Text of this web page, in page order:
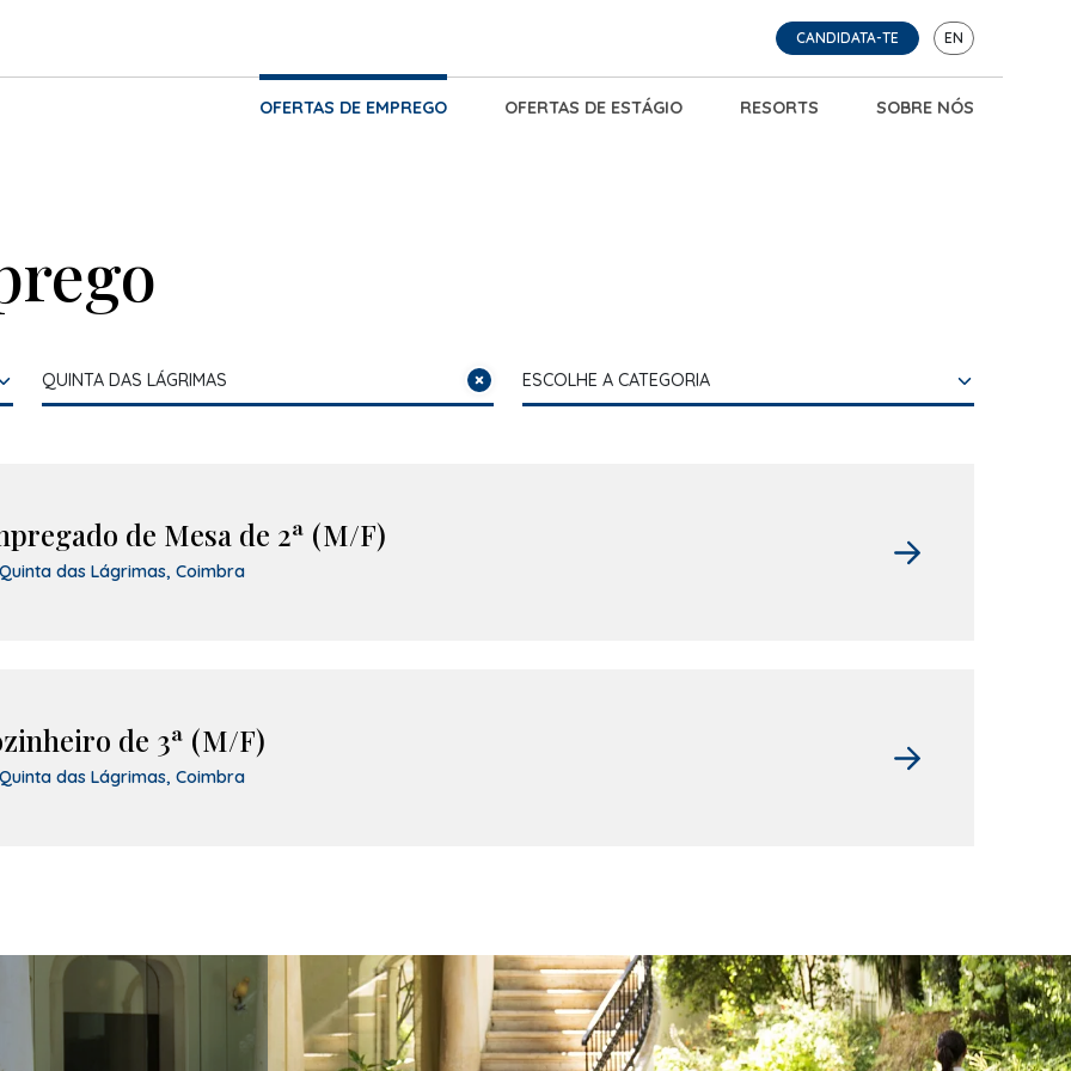
OFERTAS DE EMPREGO OFERTAS DE ESTÁGIO RESORTS SOBRE NÓS
CANDIDATA-TE EN
de Mesa de 2ª (M/F)
das Lágrimas, Coimbra
de 3ª (M/F)
das Lágrimas, Coimbra